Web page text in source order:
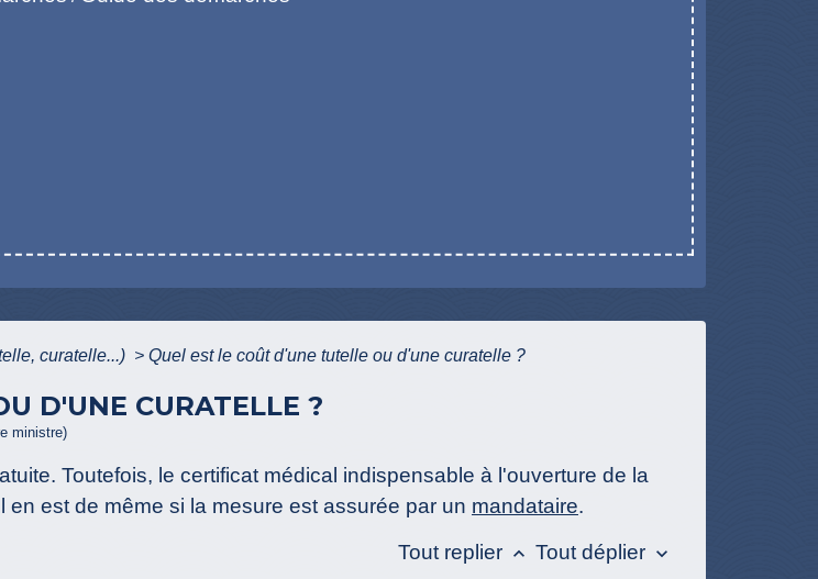
curatelle...) > Quel est le coût d'une tutelle ou d'une curatelle ?
D'UNE CURATELLE ?
ministre)
Toutefois, le certificat médical indispensable à l'ouverture de la
en est de même si la mesure est assurée par un mandataire.
Tout replier keyboard_arrow_up Tout déplier keyboard_arrow_down